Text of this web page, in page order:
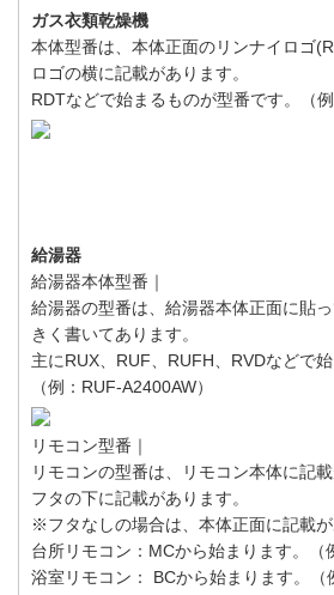
ガス衣類乾燥機
本体型番は、本体正面のリンナイロゴ
ロゴの横に記載があります。
RDTなどで始まるものが型番です。（例
給湯器
給湯器本体型番｜
給湯器の型番は、給湯器本体正面に貼
きく書いてあります。
主にRUX、RUF、RUFH、RVDなどで
（例：RUF-A2400AW）
リモコン型番｜
リモコンの型番は、リモコン本体に記
フタの下に記載があります。
※フタなしの場合は、本体正面に記載が
台所リモコン：MCから始まります。（
浴室リモコン： BCから始まります。（